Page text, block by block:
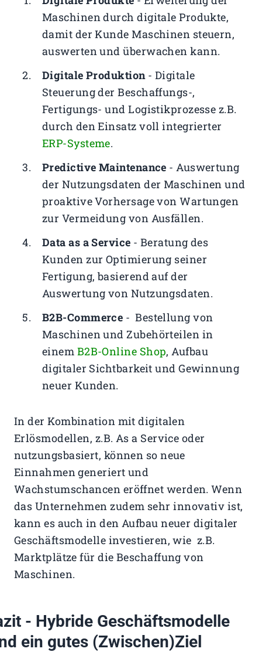
Maschinen durch digitale Produkte,
damit der Kunde Maschinen steuern,
auswerten und überwachen kann.
Digitale Produktion - Digitale
Steuerung der Beschaffungs-,
Fertigungs- und Logistikprozesse z.B.
durch den Einsatz voll integrierter
ERP-Systeme.
Predictive Maintenance - Auswertung
der Nutzungsdaten der Maschinen und
proaktive Vorhersage von Wartungen
zur Vermeidung von Ausfällen.
Data as a Service - Beratung des
Kunden zur Optimierung seiner
Fertigung, basierend auf der
Auswertung von Nutzungsdaten.
B2B-Commerce - Bestellung von
Maschinen und Zubehörteilen in
einem B2B-Online Shop, Aufbau
digitaler Sichtbarkeit und Gewinnung
neuer Kunden.
In der Kombination mit digitalen
Erlösmodellen, z.B. As a Service oder
nutzungsbasiert, können so neue
Einnahmen generiert und
Wachstumschancen eröffnet werden. Wenn
das Unternehmen zudem sehr innovativ ist,
kann es auch in den Aufbau neuer digitaler
Geschäftsmodelle investieren, wie z.B.
Marktplätze für die Beschaffung von
Maschinen.
- Hybride Geschäftsmodelle
ein gutes (Zwischen)Ziel